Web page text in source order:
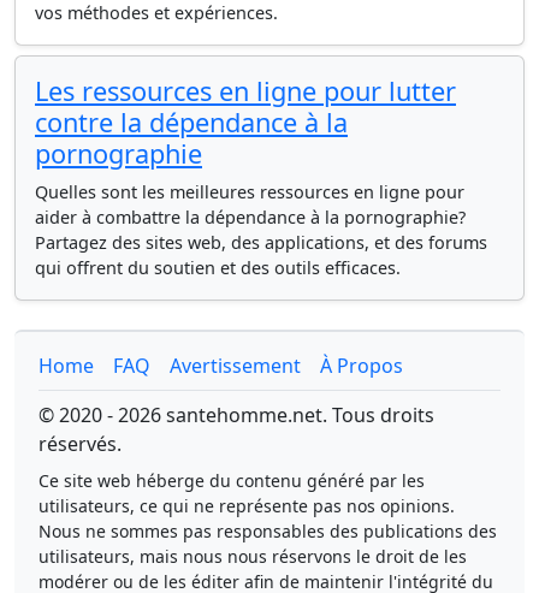
vos méthodes et expériences.
Les ressources en ligne pour lutter
contre la dépendance à la
pornographie
Quelles sont les meilleures ressources en ligne pour
aider à combattre la dépendance à la pornographie?
Partagez des sites web, des applications, et des forums
qui offrent du soutien et des outils efficaces.
Home FAQ Avertissement
À Propos
© 2020 - 2026 santehomme.net. Tous droits
réservés.
Ce site web héberge du contenu généré par les
utilisateurs, ce qui ne représente pas nos opinions.
Nous ne sommes pas responsables des publications des
utilisateurs, mais nous nous réservons le droit de les
modérer ou de les éditer afin de maintenir l'intégrité du